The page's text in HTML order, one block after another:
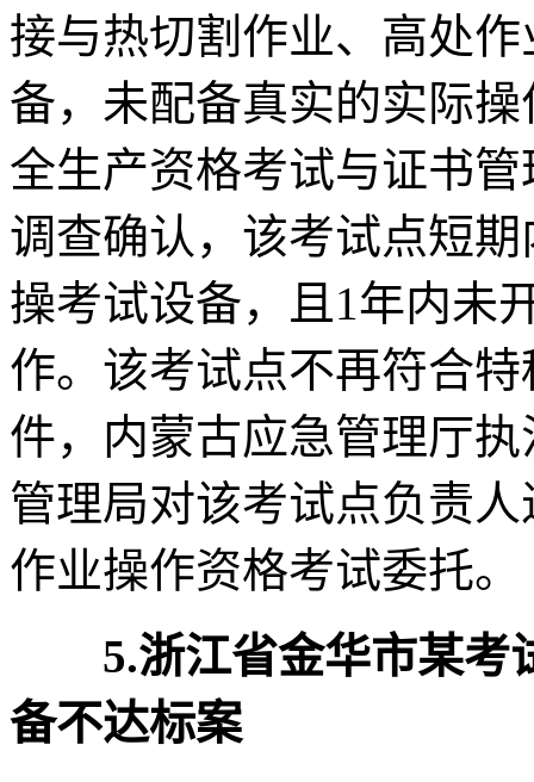
接与热切割作业、高处
备，未配备真实的实际
全生产资格考试与证书
调查确认，该考试点短
操考试设备，且1年内未
作。该考试点不再符合
件，内蒙古应急管理厅
管理局对该考试点负责
作业操作资格考试委托。
5.浙江省金华市某考
备不达标案